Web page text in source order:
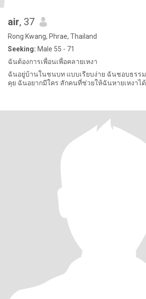
air, 37
Rong Kwang, Phrae, Thailand
Seeking: Male 55 - 71
ฉันต้องการเพื่อนเพื่อคลายเหงา
ฉันอยู่บ้านในชนบท แบบเรียบง่าย ฉันชอบธรรมชาติ ฉันอยากมีเพื่อน
คุย ฉันอยากมีใคร สักคนที่ช่วยให้ฉันหายเหงาได้